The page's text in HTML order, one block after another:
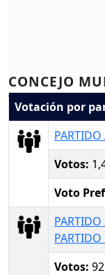
CONCEJO
Votación por
PARTIDO
Votos:
Voto
PARTIDO
Votos: